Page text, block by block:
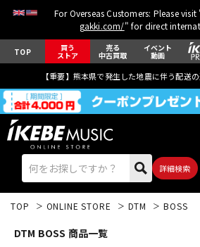
For Overseas Customers: Please visit
gakki.com/" for direct
TOP 買う
ストア
売る
中古買取
イベント
動画
【重要】熊本県で発生した地震に伴う配送
詳細検索
TOP ONLINE STORE DTM BOSS
DTM BOSS 商品一覧